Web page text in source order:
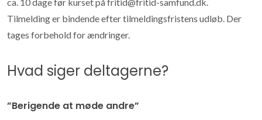
Tilmelding er bindende efter tilmeldingsfristens udløb. Der
tages forbehold for ændringer.
Hvad siger deltagerne?
”Berigende at møde andre”